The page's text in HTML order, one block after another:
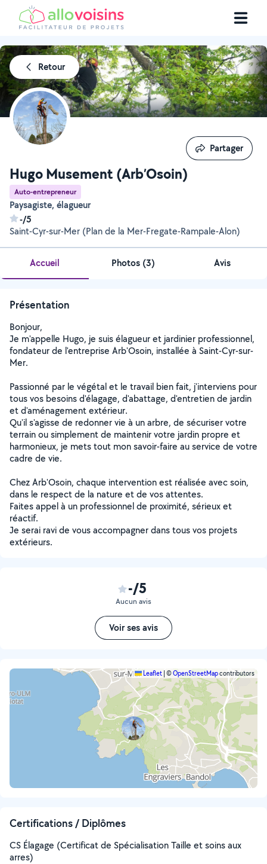
Retour
Hugo Musement (Arb’Osoin)
Auto-entrepreneur
Paysagiste, élagueur
-/5
Saint-Cyr-sur-Mer (Plan de la Mer-Fregate-Rampale-Alon)
Partager
Partager
Accueil Photos (3) Avis
Présentation
Bonjour,
Je m'appelle Hugo, je suis élagueur et jardinier professionnel,
fondateur de l'entreprise Arb'Osoin, installée à Saint-Cyr-sur-
Mer.
Passionné par le végétal et le travail bien fait, j'interviens pour
tous vos besoins d'élagage, d'abattage, d'entretien de jardin
et d'aménagement extérieur.
Qu'il s'agisse de redonner vie à un arbre, de sécuriser votre
terrain ou simplement de maintenir votre jardin propre et
harmonieux, je mets tout mon savoir-faire au service de votre
cadre de vie.
Chez Arb'Osoin, chaque intervention est réalisée avec soin,
dans le respect de la nature et de vos attentes.
Faites appel à un professionnel de proximité, sérieux et
réactif.
Je serai ravi de vous accompagner dans tous vos projets
extérieurs.
-/5
Aucun avis
Voir ses avis
Leaflet ©OpenStreetMapcontributors
Certifications / Diplômes
CS Élagage (Certificat de Spécialisation Taille et soins aux
arres)